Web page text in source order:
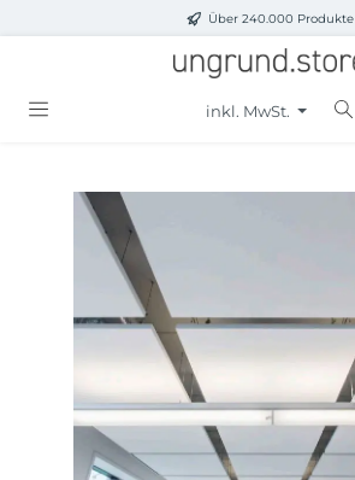
Zum Hauptinhalt springenÜber 240.000 Produkte
inkl. MwSt.